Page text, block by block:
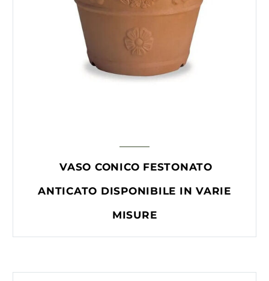
VASO CONICO FESTONATO
ANTICATO DISPONIBILE IN VARIE
MISURE